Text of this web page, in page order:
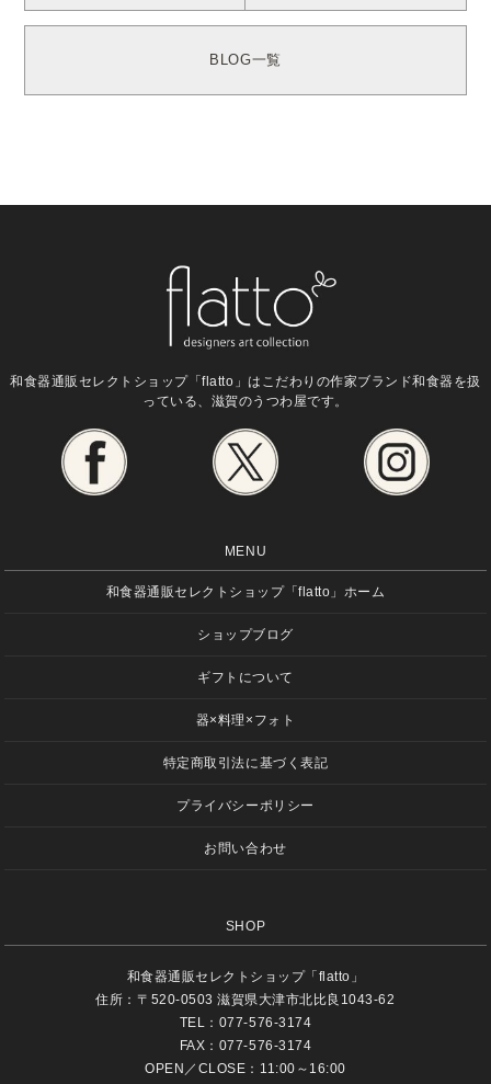
BLOG一覧
和食器通販セレクトショップ「flatto」は こだわりの作家ブランド和食器を扱
っている、滋賀のうつわ屋です。
MENU
和食器通販セレクトショップ「flatto」ホーム
ショップブログ
ギフトについて
器×料理×フォト
特定商取引法に基づく表記
プライバシーポリシー
お問い合わせ
SHOP
和食器通販セレクトショップ「flatto」
住所：〒520-0503 滋賀県大津市北比良1043-62
TEL：077-576-3174
FAX：077-576-3174
OPEN／CLOSE：11:00～16:00